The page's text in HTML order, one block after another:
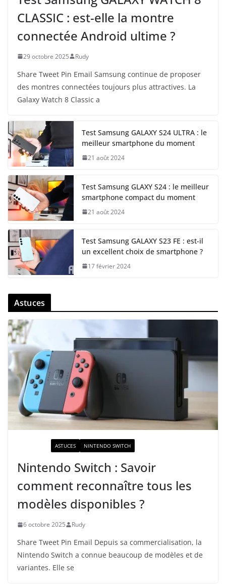
CLASSIC : est-elle la montre
connectée Android ultime ?
29 octobre 2025 Rudy
Share Tweet Pin Email Samsung continue de proposer
des montres connectées toujours plus attractives. La
Galaxy Watch 8 Classic a
Test Samsung GALAXY S24 ULTRA : le
meilleur smartphone du moment
21 août 2024
Test Samsung GLAXY S24 : le meilleur
smartphone compact du moment
21 août 2024
Test Samsung GALAXY S23 FE : est-il
un excellent choix de smartphone ?
17 février 2024
Astuces
ASTUCES NINTENDO SWITCH
Nintendo Switch : Savoir
comment reconnaître tous les
modèles disponibles ?
6 octobre 2025 Rudy
Share Tweet Pin Email Depuis sa commercialisation, la
Nintendo Switch a connue beaucoup de modèles et de
variantes. Elle se